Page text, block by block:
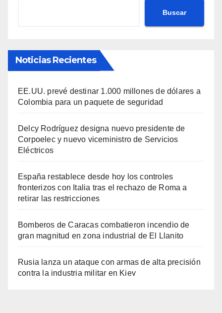
Buscar
Noticias Recientes
EE.UU. prevé destinar 1.000 millones de dólares a
Colombia para un paquete de seguridad
Delcy Rodríguez designa nuevo presidente de
Corpoelec y nuevo viceministro de Servicios
Eléctricos
España restablece desde hoy los controles
fronterizos con Italia tras el rechazo de Roma a
retirar las restricciones
Bomberos de Caracas combatieron incendio de
gran magnitud en zona industrial de El Llanito
Rusia lanza un ataque con armas de alta precisión
contra la industria militar en Kiev